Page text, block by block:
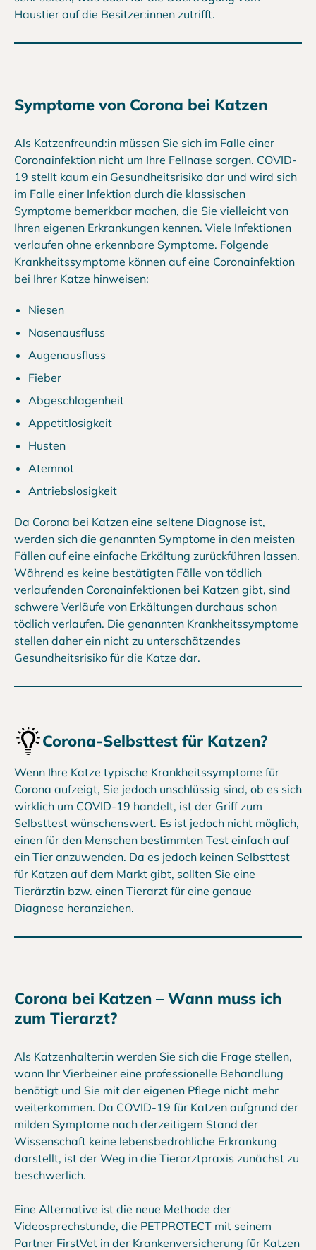
Haustier auf die Besitzer:innen zutrifft.
Symptome von Corona bei Katzen
Als Katzenfreund:in müssen Sie sich im Falle einer
Coronainfektion nicht um Ihre Fellnase sorgen. COVID-
19 stellt kaum ein Gesundheitsrisiko dar und wird sich
im Falle einer Infektion durch die klassischen
Symptome bemerkbar machen, die Sie vielleicht von
Ihren eigenen Erkrankungen kennen. Viele Infektionen
verlaufen ohne erkennbare Symptome. Folgende
Krankheitssymptome können auf eine Coronainfektion
bei Ihrer Katze hinweisen:
Niesen
Nasenausfluss
Augenausfluss
Fieber
Abgeschlagenheit
Appetitlosigkeit
Husten
Atemnot
Antriebslosigkeit
Da Corona bei Katzen eine seltene Diagnose ist,
werden sich die genannten Symptome in den meisten
Fällen auf eine einfache Erkältung zurückführen lassen.
Während es keine bestätigten Fälle von tödlich
verlaufenden Coronainfektionen bei Katzen gibt, sind
schwere Verläufe von Erkältungen durchaus schon
tödlich verlaufen. Die genannten Krankheitssymptome
stellen daher ein nicht zu unterschätzendes
Gesundheitsrisiko für die Katze dar.
Corona-Selbsttest für Katzen?
Wenn Ihre Katze typische Krankheitssymptome für
Corona aufzeigt, Sie jedoch unschlüssig sind, ob es sich
wirklich um COVID-19 handelt, ist der Griff zum
Selbsttest wünschenswert. Es ist jedoch nicht möglich,
einen für den Menschen bestimmten Test einfach auf
ein Tier anzuwenden. Da es jedoch keinen Selbsttest
für Katzen auf dem Markt gibt, sollten Sie eine
Tierärztin bzw. einen Tierarzt für eine genaue
Diagnose heranziehen.
Corona bei Katzen – Wann muss ich
zum Tierarzt?
Als Katzenhalter:in werden Sie sich die Frage stellen,
wann Ihr Vierbeiner eine professionelle Behandlung
benötigt und Sie mit der eigenen Pflege nicht mehr
weiterkommen. Da COVID-19 für Katzen aufgrund der
milden Symptome nach derzeitigem Stand der
Wissenschaft keine lebensbedrohliche Erkrankung
darstellt, ist der Weg in die Tierarztpraxis zunächst zu
beschwerlich.
Eine Alternative ist die neue Methode der
Videosprechstunde, die PETPROTECT mit seinem
Partner FirstVet in der Krankenversicherung für Katzen